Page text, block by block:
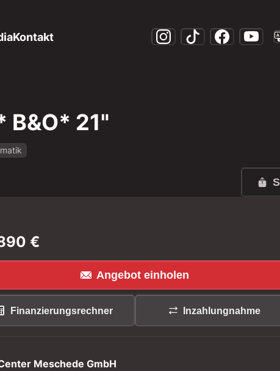
Kontakt
B&O* 21"
1600.jpg
€
Angebot einholen
Finanzierungsrechner Inzahlungnahme
Meschede GmbH